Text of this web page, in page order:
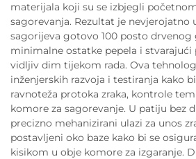
materijala koji su se izbjegli
sagorevanja. Rezultat je nevjerojatno
sagorijeva gotovo 100 posto drvenog
minimalne ostatke pepela i stvarajući
vidljiv dim tijekom rada. Ova
inženjerskih razvoja i testiranja kako
ravnoteža protoka zraka, kontrole
komore za sagorevanje. U patiju bez
precizno mehanizirani ulazi za unos
postavljeni oko baze kako bi se
kisikom u obje komore za izgaranje.